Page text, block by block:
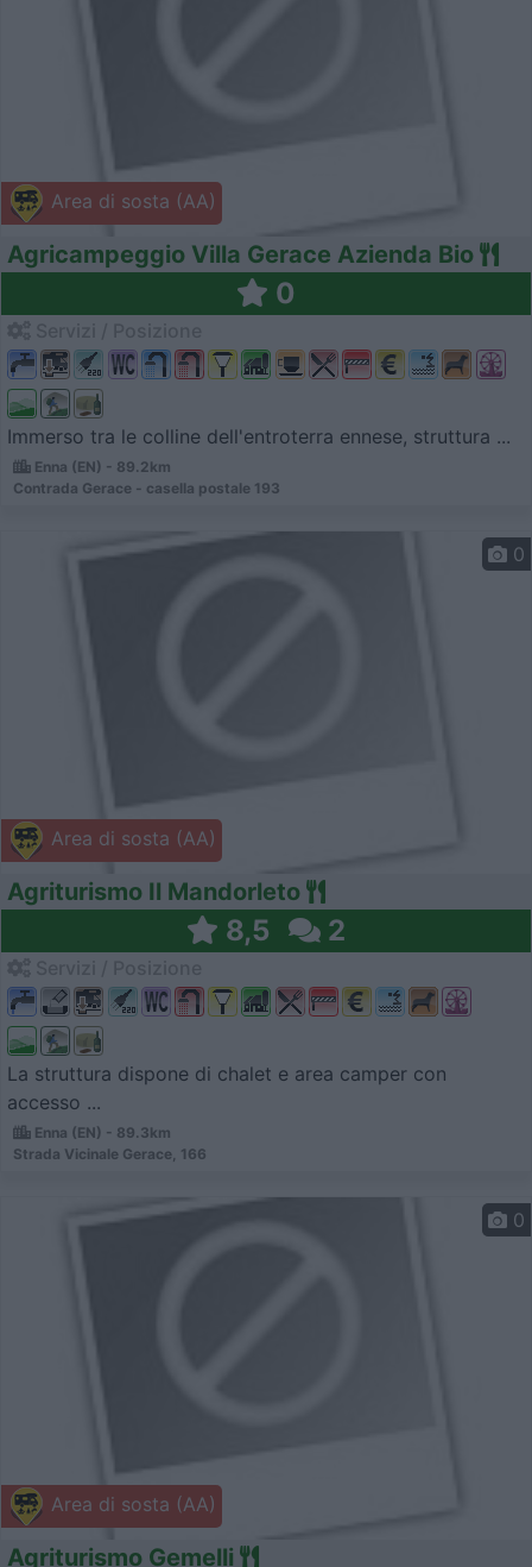
Area di sosta (AA)
Agricampeggio Villa Gerace Azienda Bio
0
Immerso tra le colline dell'entroterra ennese, struttura ...
Enna (EN) - 89.2km
Contrada Gerace - casella postale 193
Area di sosta (AA)
0
Agriturismo Il Mandorleto
8,5 2
La struttura dispone di chalet e area camper con
accesso ...
Enna (EN) - 89.3km
Strada Vicinale Gerace, 166
Area di sosta (AA)
0
Agriturismo Gemelli